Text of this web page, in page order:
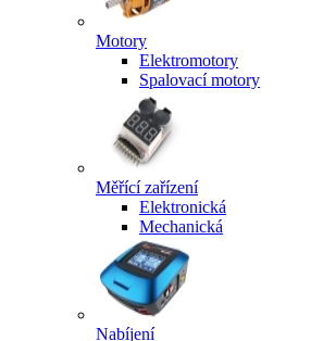
Motory
Elektromotory
Spalovací motory
Měřící zařízení
Elektronická
Mechanická
Nabíjení